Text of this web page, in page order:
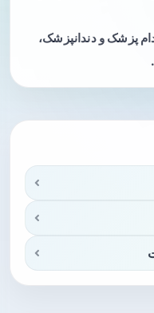
پزشک و دندانپزشک،